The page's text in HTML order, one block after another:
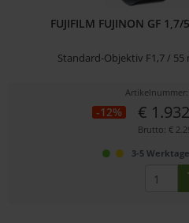
FUJIFILM FUJINON GF
Standard-Objektiv F1,7 / 55
Artikelnummer:
-12% €
Brutto: €
3-5